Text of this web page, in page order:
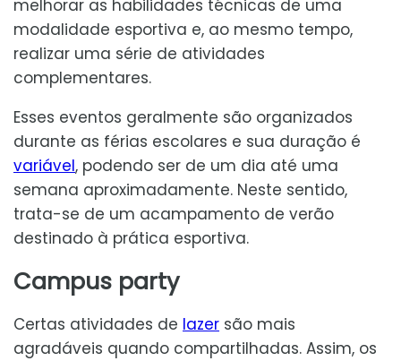
melhorar as habilidades técnicas de uma
modalidade esportiva e, ao mesmo tempo,
realizar uma série de atividades
complementares.
Esses eventos geralmente são organizados
durante as férias escolares e sua duração é
variável, podendo ser de um dia até uma
semana aproximadamente. Neste sentido,
trata-se de um acampamento de verão
destinado à prática esportiva.
Campus party
Certas atividades de lazer são mais
agradáveis quando compartilhadas. Assim, os